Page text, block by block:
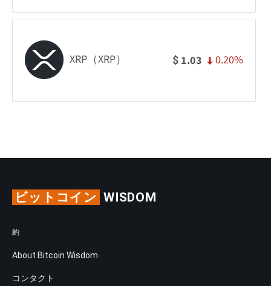
XRP（XRP） $ 1.03 0.20%
ビットコイン WISDOM
約
About Bitcoin Wisdom
コンタクト